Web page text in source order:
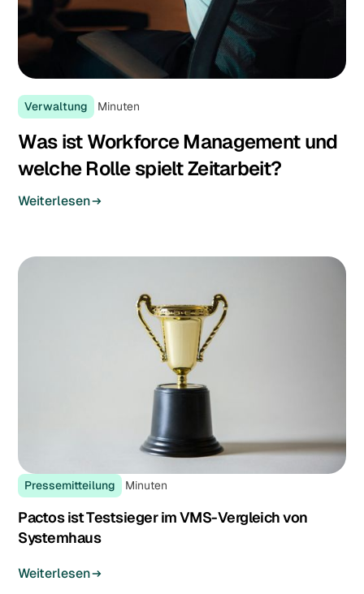
Verwaltung Minuten
Was ist Workforce Management und
welche Rolle spielt Zeitarbeit?
Weiterlesen
Pressemitteilung Minuten
Pactos ist Testsieger im VMS-Vergleich von
Systemhaus
Weiterlesen